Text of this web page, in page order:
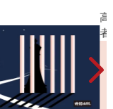
肩負的所有傷痕、
承諾，未來是值
海闊天空》就是。
高
者